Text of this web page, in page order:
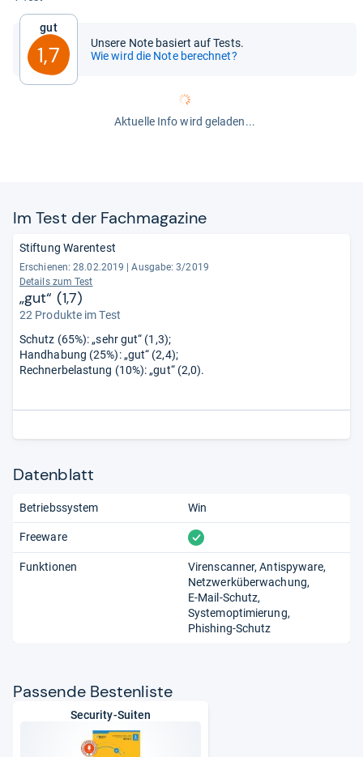
Gut
1,7
Unsere Note basiert auf Tests.
Wie wird die Note berechnet?
Aktuelle Info wird geladen...
Im Test der Fach­ma­ga­zine
Stiftung Warentest
Erschienen: 28.02.2019
Ausgabe: 3/2019
Details zum Test
„gut“ (1,7)
22 Produkte im Test
Schutz (65%): „sehr gut“ (1,3);
Handhabung (25%): „gut“ (2,4);
Rechnerbelastung (10%): „gut“ (2,0).
Datenblatt
Betriebssystem Win
Freeware vorhanden
Funktionen Virenscanner Antispyware
Netzwerküberwachung
E-Mail-Schutz
Systemoptimierung
Phishing-Schutz
Pas­sende Bes­ten­liste
Security-Suiten